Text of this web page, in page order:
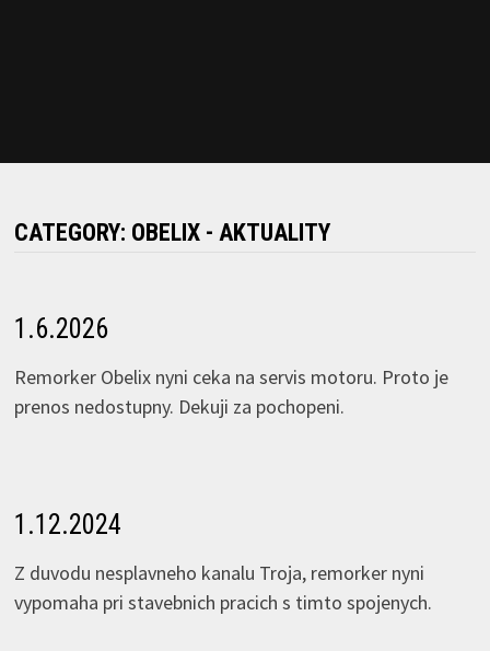
CATEGORY: OBELIX - AKTUALITY
1.6.2026
Remorker Obelix nyni ceka na servis motoru. Proto je
prenos nedostupny. Dekuji za pochopeni.
1.12.2024
Z duvodu nesplavneho kanalu Troja, remorker nyni
vypomaha pri stavebnich pracich s timto spojenych.